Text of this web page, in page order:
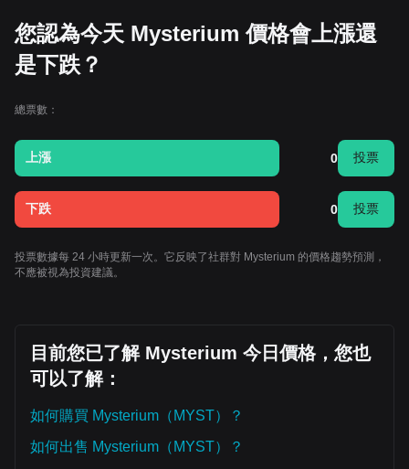
您認為今天 Mysterium 價格會上漲還
是下跌？
總票數：
上漲 0 投票
下跌 0 投票
投票數據每 24 小時更新一次。它反映了社群對 Mysterium 的價格趨勢預測，
不應被視為投資建議。
目前您已了解 Mysterium 今日價格，您也
可以了解：
如何購買 Mysterium（MYST）？
如何出售 Mysterium（MYST）？